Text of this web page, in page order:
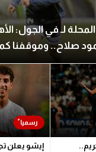
لـ في الجول:
صلاح.. وموقفنا
إيشو يعلن